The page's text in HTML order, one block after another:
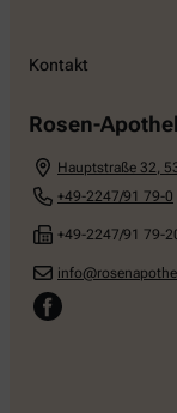
Kontakt
Rosen-
Hauptstraße 32,
+49-2247/91 79-0
+49-2247/91 79-